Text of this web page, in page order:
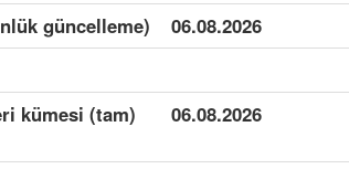
güncelleme) 06.08.2026
kümesi (tam) 06.08.2026